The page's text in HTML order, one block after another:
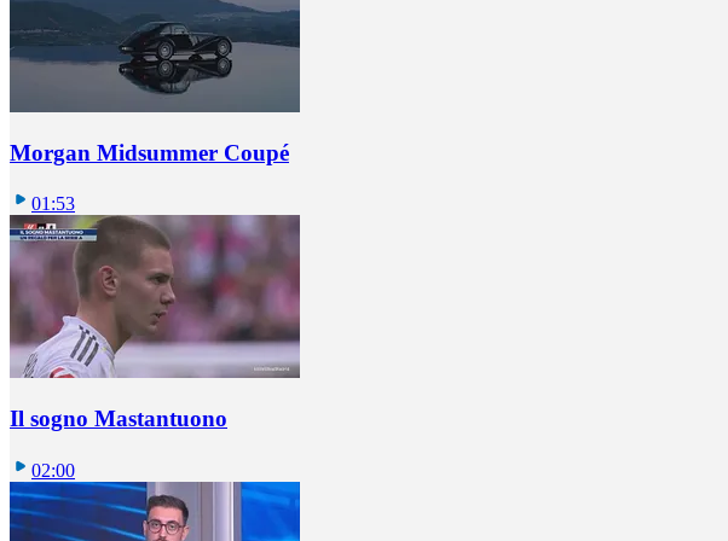
Morgan Midsummer Coupé
01:53
Il sogno Mastantuono
02:00